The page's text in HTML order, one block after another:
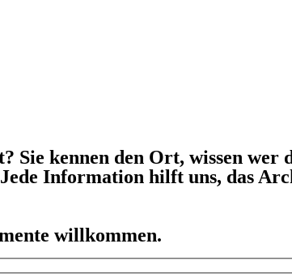
Sie kennen den Ort, wissen
Information hilft uns, das
willkommen.